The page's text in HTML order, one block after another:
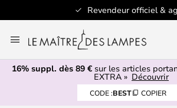
Revendeur officiel &
au
contenu
16% suppl. dès 89 € sur les articles
EXTRA » Découvrir
CODE :BEST COPIER